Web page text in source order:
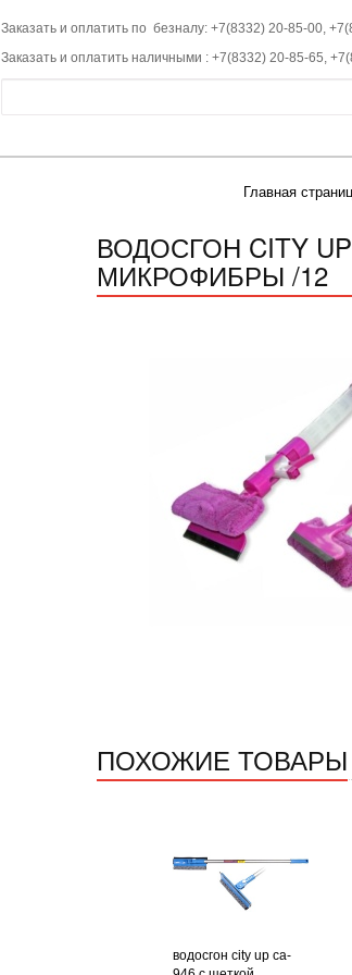
Заказать и оплатить по безналу: +7(8332) 20-85-00,
Заказать и оплатить наличными : +7(8332) 20-85-65,
Главная
ВОДОСГОН CITY
МИКРОФИБРЫ /12
ПОХОЖИЕ ТОВАРЫ
водосгон city up ca-